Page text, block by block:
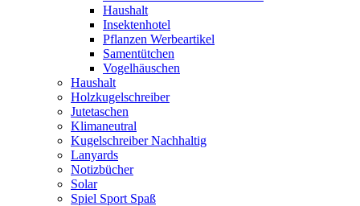
Haushalt
Insektenhotel
Pflanzen Werbeartikel
Samentütchen
Vogelhäuschen
Haushalt
Holzkugelschreiber
Jutetaschen
Klimaneutral
Kugelschreiber Nachhaltig
Lanyards
Notizbücher
Solar
Spiel Sport Spaß